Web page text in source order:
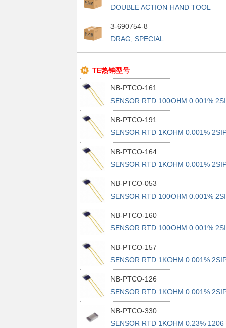
DOUBLE ACTION HAND TOOL
PREM.
3-690754-8
DRAG, SPECIAL
TE热销型号
NB-PTCO-161
SENSOR RTD 100OHM 0.001%
NB-PTCO-191
SENSOR RTD 1KOHM 0.001%
NB-PTCO-164
SENSOR RTD 1KOHM 0.001%
NB-PTCO-053
SENSOR RTD 100OHM 0.001%
NB-PTCO-160
SENSOR RTD 100OHM 0.001%
NB-PTCO-157
SENSOR RTD 1KOHM 0.001%
NB-PTCO-126
SENSOR RTD 1KOHM 0.001%
NB-PTCO-330
SENSOR RTD 1KOHM 0.23% 1206